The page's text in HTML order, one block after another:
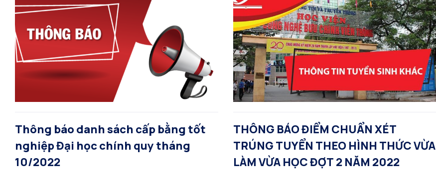
Thông báo danh sách cấp bằng tốt
nghiệp Đại học chính quy tháng
10/2022
THÔNG BÁO ĐIỂM CHUẨN XÉT
TRÚNG TUYỂN THEO HÌNH THỨC VỪA
LÀM VỪA HỌC ĐỢT 2 NĂM 2022